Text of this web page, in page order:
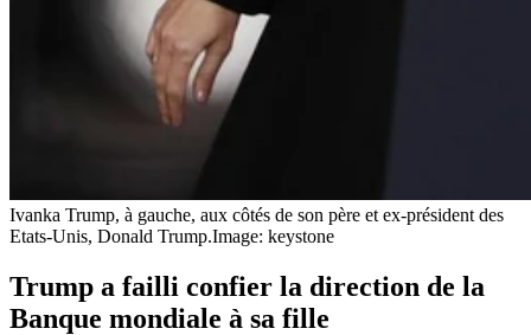
Ivanka Trump, à gauche, aux côtés de son père et ex-président des
Etats-Unis, Donald Trump.Image: keystone
Trump a failli confier la direction de la
Banque mondiale à sa fille